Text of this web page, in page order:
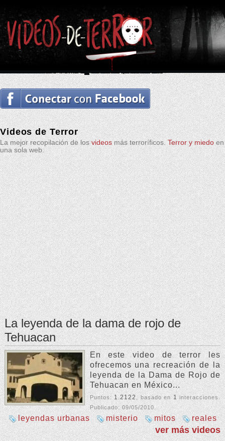
Videos de Terror
La mejor recopilación de losvideosmás terroríficos.Terror y miedoen
una sola web.
La leyenda de la dama de rojo de
Tehuacan
En este video de terror les
ofrecemos una recreación de la
leyenda de la Dama de Rojo de
Tehuacan en México...
Puntos:1.2122, basado en 1interacciones.
Publicado:09/05/2010.
leyendas urbanas misterio mitos reales
ver más videos